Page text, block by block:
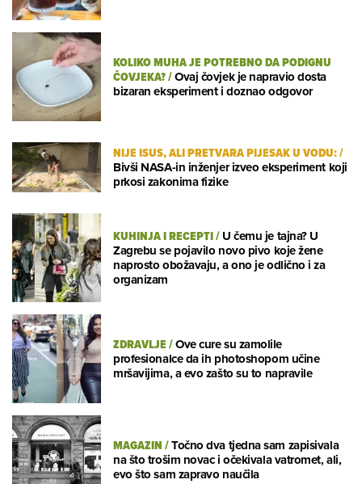
KOLIKO MUHA JE POTREBNO DA PODIGNU
ČOVJEKA?/Ovaj čovjek je napravio dosta
bizaran eksperiment i doznao odgovor
NIJE ISUS, ALI PRETVARA PIJESAK U VODU:/
Bivši NASA-in inženjer izveo eksperiment koji
prkosi zakonima fizike
KUHINJA I RECEPTI/U čemu je tajna? U
Zagrebu se pojavilo novo pivo koje žene
naprosto obožavaju, a ono je odlično i za
organizam
ZDRAVLJE/Ove cure su zamolile
profesionalce da ih photoshopom učine
mršavijima, a evo zašto su to napravile
MAGAZIN/Točno dva tjedna sam zapisivala
na što trošim novac i očekivala vatromet, ali,
evo što sam zapravo naučila